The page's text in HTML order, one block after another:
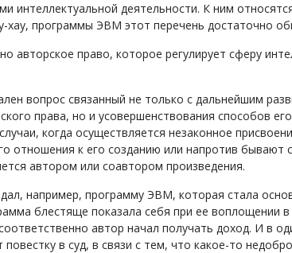
интеллектуальной деятельности. К ним
хау, программы ЭВМ этот перечень достаточно
авторское право, которое регулирует сферу
вопрос связанный не только с дальнейшим
права, но и усовершенствования способов
когда осуществляется незаконное
отношения к его созданию или напротив бывают
автором или соавтором произведения.
например, программу ЭВМ, которая стала
блестяще показала себя при ее воплощении
автор начал получать доход. И в
в суд, в связи с тем, что какое-то